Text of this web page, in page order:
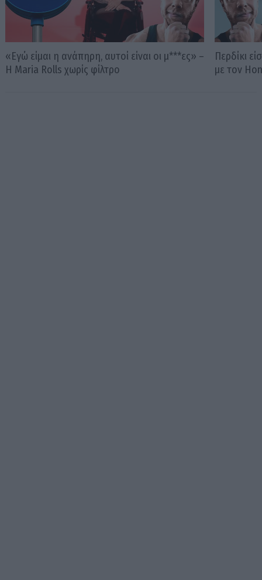
«Εγώ είμαι η ανάπηρη, αυτοί είναι οι μ***ες» –
Η Maria Rolls χωρίς φίλτρο
Περδίκι
με τον